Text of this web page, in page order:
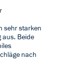
sehr starken
aus. Beide
nach